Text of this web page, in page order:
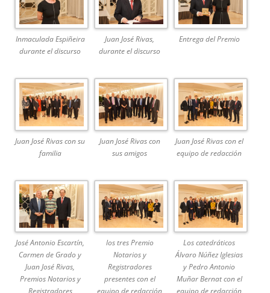
Inmaculada Espiñeira
durante el discurso
Juan José Rivas,
durante el discurso
Entrega del Premio
Juan José Rivas con su
familia
Juan José Rivas con
sus amigos
Juan José Rivas con el
equipo de redacción
José Antonio Escartín,
Carmen de Grado y
Juan José Rivas,
Premios Notarios y
Registradores
los tres Premio
Notarios y
Registradores
presentes con el
equipo de redacción
Los catedráticos
Álvaro Núñez Iglesias
y Pedro Antonio
Muñar Bernat con el
equipo de redacción